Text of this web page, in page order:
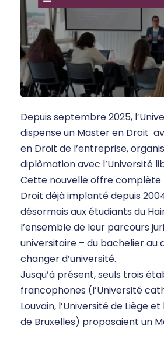
Depuis septembre 2025,
dispense un Master en Droit
en Droit de l’entreprise,
diplômation avec l’Université
Cette nouvelle offre complète
Droit déjà implanté depuis
désormais aux étudiants du
l’ensemble de leur parcours
universitaire – du bachelier au
changer d’université.
Jusqu’à présent, seuls trois
francophones (l’Université
Louvain, l’Université de Liège
de Bruxelles) proposaient un